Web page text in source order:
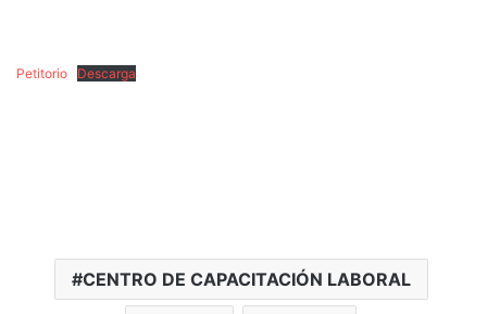
Petitorio Descarga
CENTRO DE CAPACITACIÓN LABORAL